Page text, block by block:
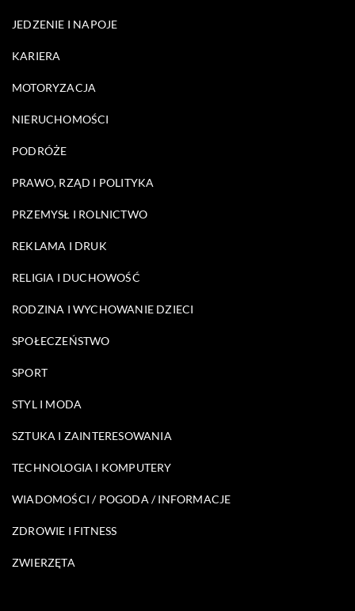
JEDZENIE I NAPOJE
KARIERA
MOTORYZACJA
NIERUCHOMOŚCI
PODRÓŻE
PRAWO, RZĄD I POLITYKA
PRZEMYSŁ I ROLNICTWO
REKLAMA I DRUK
RELIGIA I DUCHOWOŚĆ
RODZINA I WYCHOWANIE DZIECI
SPOŁECZEŃSTWO
SPORT
STYL I MODA
SZTUKA I ZAINTERESOWANIA
TECHNOLOGIA I KOMPUTERY
WIADOMOŚCI / POGODA / INFORMACJE
ZDROWIE I FITNESS
ZWIERZĘTA